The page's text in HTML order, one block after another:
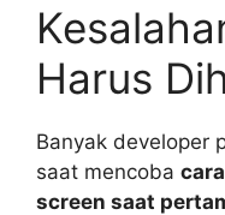
Harus
Banyak developer
saat mencoba
screen saat